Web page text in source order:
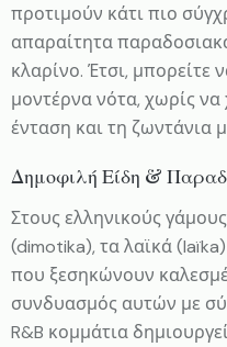
προτιμούν κάτι πιο
απαραίτητα
κλαρίνο. Έτσι, μπορείτε
μοντέρνα νότα, χωρίς
ένταση και τη ζωντάνια
Δημοφιλή Είδη &
Στους ελληνικούς
(dimotika), τα λαϊκά
που ξεσηκώνουν
συνδυασμός αυτών με
R&B κομμάτια